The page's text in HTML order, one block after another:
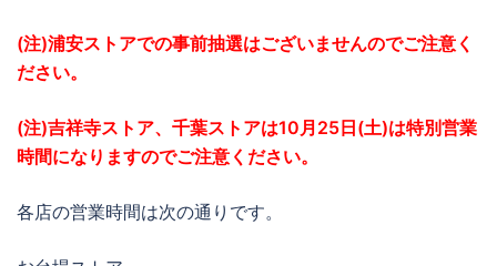
(注)浦安ストアでの事前抽選はございませんのでご注意く
ださい。
(注)吉祥寺ストア、千葉ストアは10月25日(土)は特別営業
時間になりますのでご注意ください。
各店の営業時間は次の通りです。